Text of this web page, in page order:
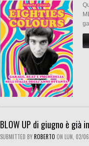
BLOW UP di giugno è già
SUBMITTED BYROBERTO ON LUN, 02/